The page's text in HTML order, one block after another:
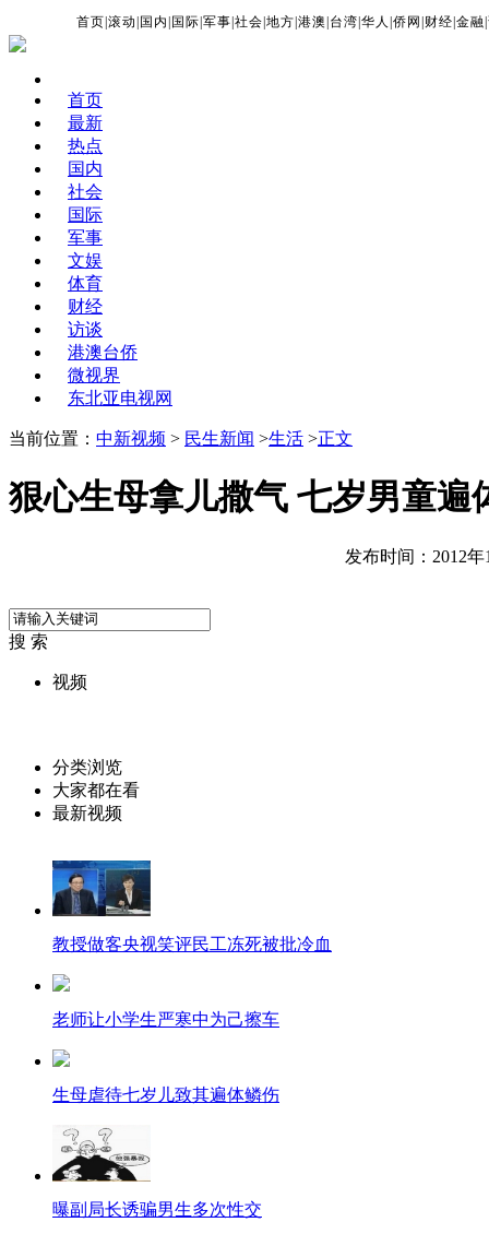
首页 |滚动 国内 国际 |军事 |社会 |地方 |港澳 台湾 |华人 |侨网 财经 |金融 |
首页
最新
热点
国内
社会
国际
军事
文娱
体育
财经
访谈
港澳台侨
微视界
东北亚电视网
当前位置： 中新视频 > 民生新闻 >生活 >正文
狠心生母拿儿撒气 七岁男童遍
发布时间：2012年
搜 索
视频
分类浏览
大家都在看
最新视频
教授做客央视笑评民工冻死被批冷血
老师让小学生严寒中为己擦车
生母虐待七岁儿致其遍体鳞伤
曝副局长诱骗男生多次性交